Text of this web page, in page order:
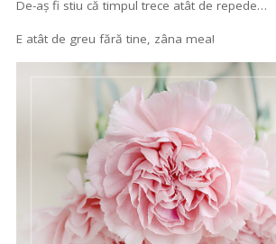
De-aș fi stiu că timpul trece atât de repede…
E atât de greu fără tine, zâna mea!